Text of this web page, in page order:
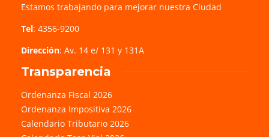
Estamos trabajando para mejorar nuestra Ciudad
Tel: 4356-9200
Dirección: Av. 14 e/ 131 y 131A
Transparencia
Ordenanza Fiscal 2026
Ordenanza Impositiva 2026
Calendario Tributario 2026